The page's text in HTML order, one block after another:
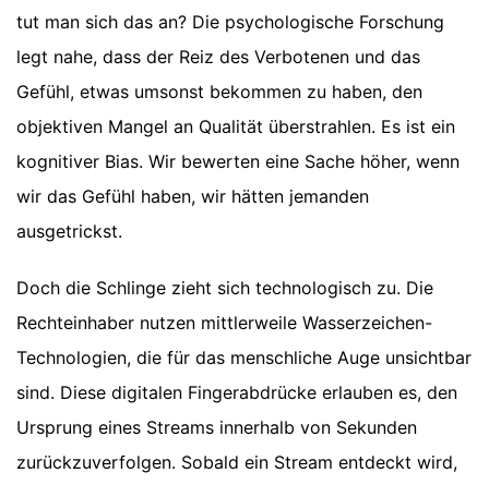
tut man sich das an? Die psychologische Forschung
legt nahe, dass der Reiz des Verbotenen und das
Gefühl, etwas umsonst bekommen zu haben, den
objektiven Mangel an Qualität überstrahlen. Es ist ein
kognitiver Bias. Wir bewerten eine Sache höher, wenn
wir das Gefühl haben, wir hätten jemanden
ausgetrickst.
Doch die Schlinge zieht sich technologisch zu. Die
Rechteinhaber nutzen mittlerweile Wasserzeichen-
Technologien, die für das menschliche Auge unsichtbar
sind. Diese digitalen Fingerabdrücke erlauben es, den
Ursprung eines Streams innerhalb von Sekunden
zurückzuverfolgen. Sobald ein Stream entdeckt wird,